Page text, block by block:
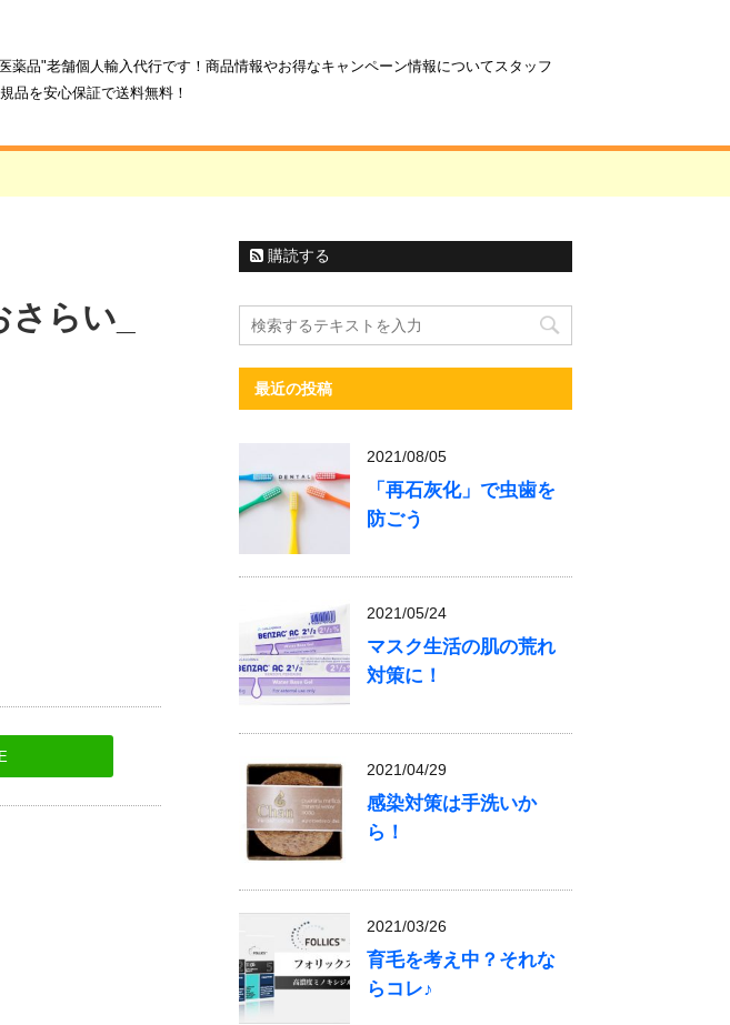
薬品"老舗個人輸入代行です！商品情報やお得なキャンペーン情報についてスタッフ
品を安心保証で送料無料！
らい_
購読する
最近の投稿
2021/08/05
「再石灰化」で虫歯を
防ごう
2021/05/24
マスク生活の肌の荒れ
対策に！
2021/04/29
感染対策は手洗いか
ら！
2021/03/26
育毛を考え中？それな
らコレ♪